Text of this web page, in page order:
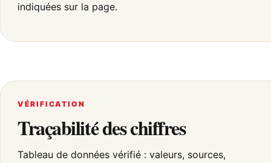
indiquées sur la page.
VÉRIFICATION
Traçabilité des chiffres
Tableau de données vérifié : valeurs, sources,